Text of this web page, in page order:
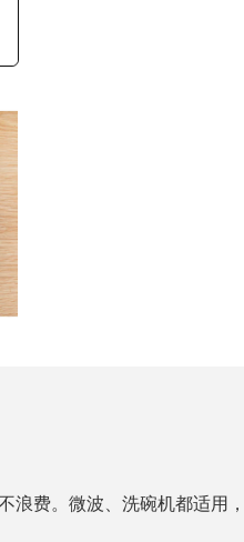
浪费。微波、洗碗机都适用